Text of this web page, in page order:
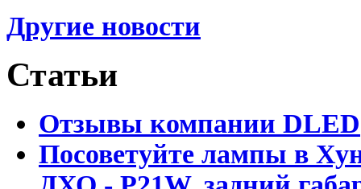
Другие новости
Статьи
Отзывы компании DLED
Посоветуйте лампы в